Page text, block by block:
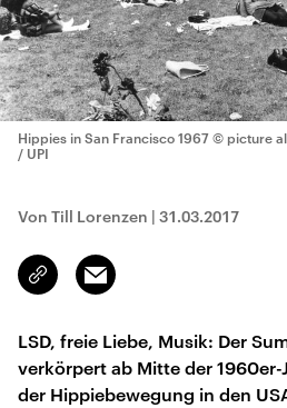
Hippies in San Francisco 1967 © picture
/ UPI
Von Till Lorenzen | 31.03.2017
Link
kopieren/teilen
Email
LSD, freie Liebe, Musik: Der
verkörpert ab Mitte der
der Hippiebewegung in den